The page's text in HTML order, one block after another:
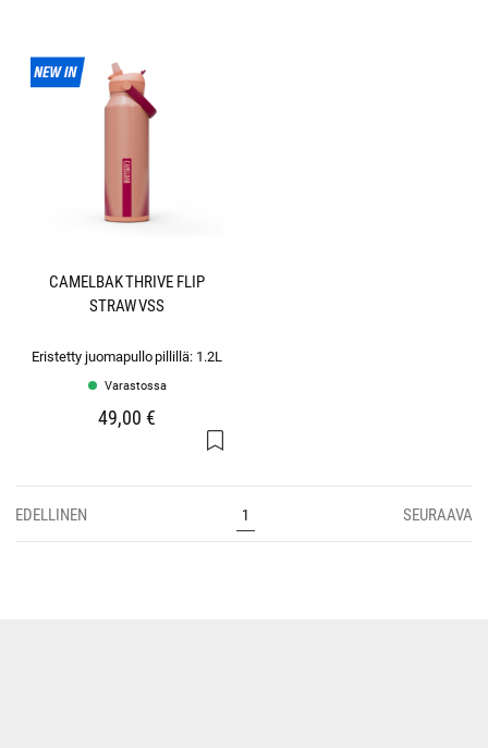
CAMELBAK THRIVE FLIP
STRAW VSS
Eristetty juomapullo pillillä: 1.2L
Varastossa
49,00 €
EDELLINEN 1 SEURAAVA